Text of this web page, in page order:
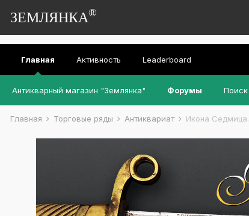
ЗЕМЛЯНКА®
Главная
Антикварный магазин "Землянка" Форумы Поиск
Активность Leaderboard
Главная Торговые ряды Антиквариат Икона Седмица.